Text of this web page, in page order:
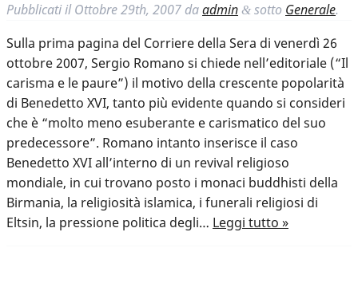
Pubblicati ilOttobre 29th, 2007 daadmin & sotto Generale.
Sulla prima pagina del Corriere della Sera di venerdì 26
ottobre 2007, Sergio Romano si chiede nell’editoriale (“Il
carisma e le paure”) il motivo della crescente popolarità
di Benedetto XVI, tanto più evidente quando si consideri
che è “molto meno esuberante e carismatico del suo
predecessore”. Romano intanto inserisce il caso
Benedetto XVI all’interno di un revival religioso
mondiale, in cui trovano posto i monaci buddhisti della
Birmania, la religiosità islamica, i funerali religiosi di
Eltsin, la pressione politica degli… Leggi tutto »